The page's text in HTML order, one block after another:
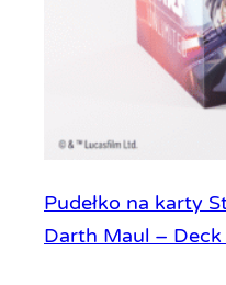
Pudełko na karty
Darth Maul –